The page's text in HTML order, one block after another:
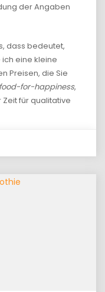
der Angaben
dass bedeutet,
eine kleine
Preisen, die Sie
food-for-happiness,
für qualitative